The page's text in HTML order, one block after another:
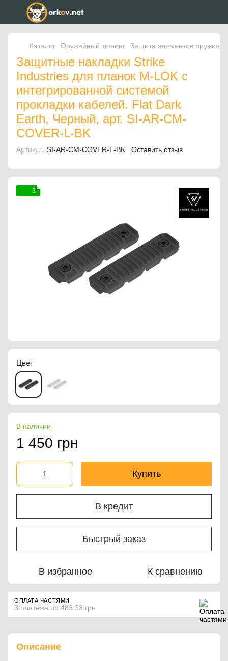
Каталог Оружейный тюнинг Защита элементов оружия
Защитные накладки Strike
Industries для планок M-LOK с
интегрированной системой
прокладки кабелей. Flat Dark
Earth, Черный, арт. SI-AR-CM-
COVER-L-BK
Артикул: SI-AR-CM-COVER-L-BK Оставить отзыв
3
Цвет
В наличии
1 450 грн
Купить
В кредит
Быстрый заказ
В избранное К сравнению
ОПЛАТА ЧАСТЯМИ
3 платежа по 483.33 грн
Описание